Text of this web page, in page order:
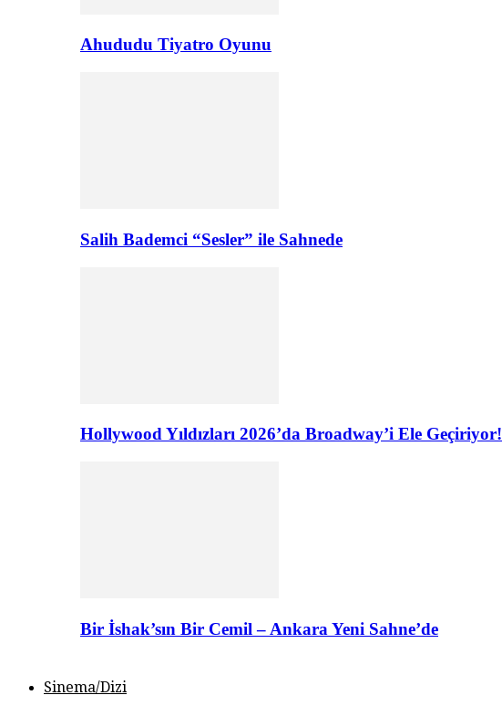
Ahududu Tiyatro Oyunu
Salih Bademci “Sesler” ile Sahnede
Hollywood Yıldızları 2026’da Broadway’i Ele Geçiriyor!
Bir İshak’sın Bir Cemil – Ankara Yeni Sahne’de
Sinema/Dizi